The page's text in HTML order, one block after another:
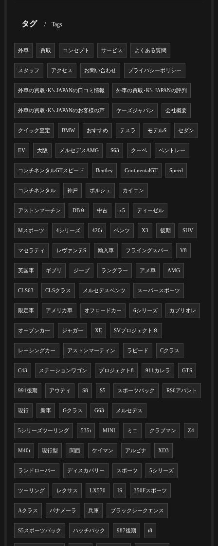
タグ Tags
外車 買取 コンセプト サービス よくある質問
スタッフ アクセス お問い合わせ プライバシーポリシー
外車の買取･K’s JAPANの口コミ情報 外車の買取･K’s JAPANの評判
外車の買取･K’s JAPANのお客様の声 ケーズジャパン 会社概要
クイック査定 BMW おすすめ テスラ モデルS セダン
EV 大阪 メルセデスAMG S63 クーペ ベントレー
コンチネンタルGTスピード Bentley ContinentalGT Speed
コンチネンタル 神戸 ポルシェ カイエン
アストンマーチン DB９ 中古 x5 ディーゼル
Mスポーツ 4シリーズ 420i ベンツ X3 後期 SUV
マセラティ レヴァンテS 輸入車 フライングスパー V8
英国車 ギブリ ジープ ラングラー アメ車 AMG
CLS63 CLSクラス メルセデスベンツ スーパースポーツ
限定車 アメリカ車 オフロードカー 6シリーズ カブリオレ
オープンカー ジャガー XE SVプロジェクト８
レーシングカー アストンマーティン ラピード Cクラス
C43 ステーションワゴン プロジェクト8 911カレラ GTS
991後期 アウディ S8 S5 スポーツバック RS6アバント
現行 新車 Gクラス G63 メルセデス
5シリーズツーリング 535i MINI ミニ クラブマン Z4
M40i 現行型 関西 ケイマン アルピナ XD3
ランドローバー ディスカバリー スポーツ 5シリーズ
ツーリング レクサス LX570 IS 350Fスポーツ
Aクラス パナメーラ 兵庫 ブラックシークエンス
S5スポーツバック ハッチバック 987後期 i8